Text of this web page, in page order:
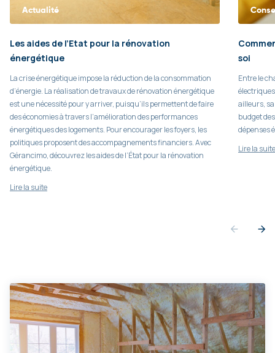
Actualité
Les aides de l’Etat pour la rénovation
énergétique
La crise énergétique impose la réduction de la consommation
d’énergie. La réalisation de travaux de rénovation énergétique
est une nécessité pour y arriver, puisqu’ils permettent de faire
des économies à travers l’amélioration des performances
énergétiques des logements. Pour encourager les foyers, les
politiques proposent des accompagnements financiers. Avec
Gérancimo, découvrez les aides de l’État pour la rénovation
énergétique.
Lire la suite
soi
Entre le
ailleurs,
budget
dépenses
Lire la suite